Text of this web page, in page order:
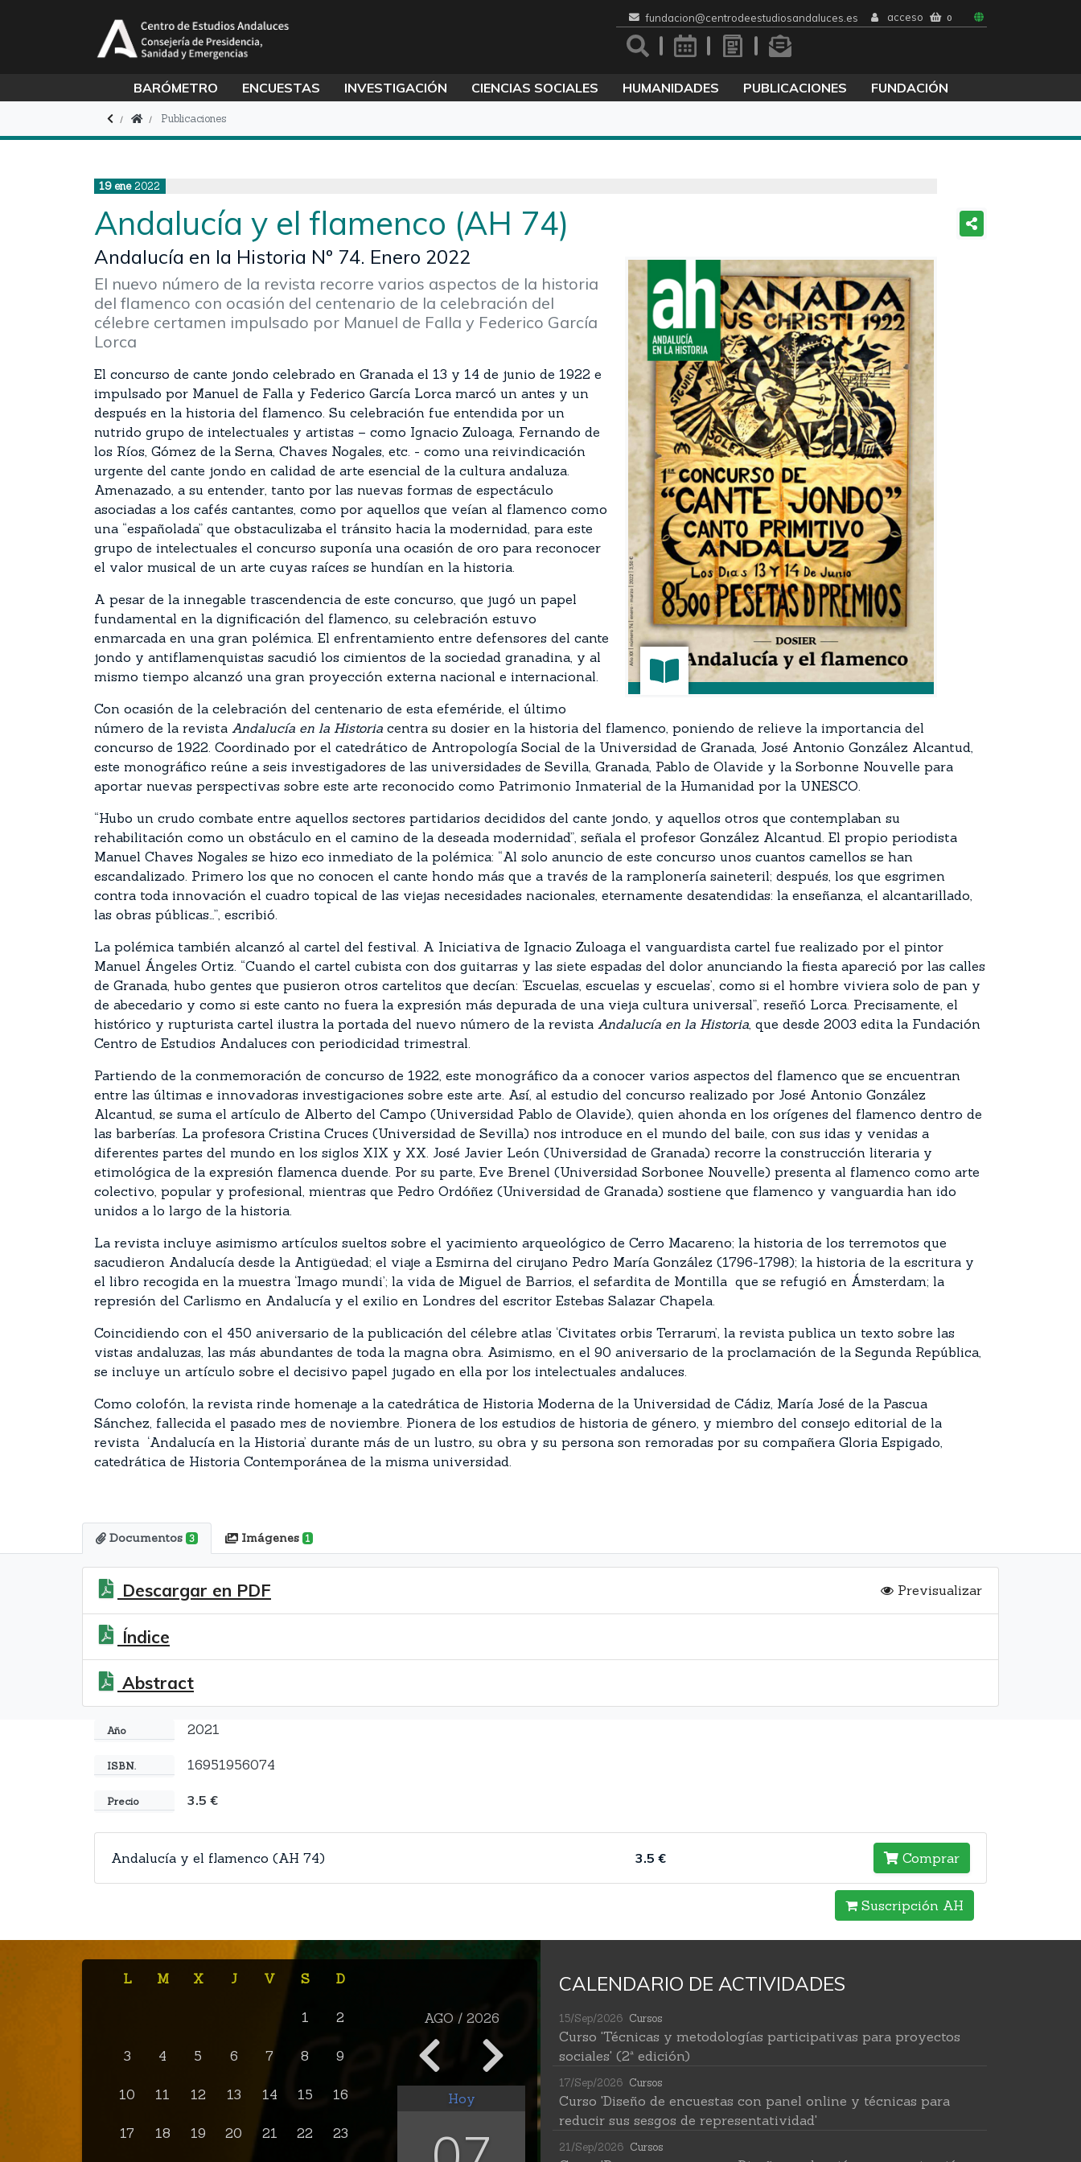
fundacion@centrodeestudiosandaluces.es acceso 0
BARÓMETRO ENCUESTAS INVESTIGACIÓN CIENCIAS SOCIALES HUMANIDADES PUBLICACIONES FUNDACIÓN
Publicaciones
19 ene 2022
Andalucía y el flamenco (AH 74)
Andalucía en la Historia Nº 74. Enero 2022
El nuevo número de la revista recorre varios aspectos de la historia
del flamenco con ocasión del centenario de la celebración del
célebre certamen impulsado por Manuel de Falla y Federico García
Lorca
El concurso de cante jondo celebrado en Granada el 13 y 14 de junio de 1922 e
impulsado por Manuel de Falla y Federico García Lorca marcó un antes y un
después en la historia del flamenco. Su celebración fue entendida por un
nutrido grupo de intelectuales y artistas – como Ignacio Zuloaga, Fernando de
los Ríos, Gómez de la Serna, Chaves Nogales, etc. - como una reivindicación
urgente del cante jondo en calidad de arte esencial de la cultura andaluza.
Amenazado, a su entender, tanto por las nuevas formas de espectáculo
asociadas a los cafés cantantes, como por aquellos que veían al flamenco como
una “españolada” que obstaculizaba el tránsito hacia la modernidad, para este
grupo de intelectuales el concurso suponía una ocasión de oro para reconocer
el valor musical de un arte cuyas raíces se hundían en la historia.
A pesar de la innegable trascendencia de este concurso, que jugó un papel
fundamental en la dignificación del flamenco, su celebración estuvo
enmarcada en una gran polémica. El enfrentamiento entre defensores del cante
jondo y antiflamenquistas sacudió los cimientos de la sociedad granadina, y al
mismo tiempo alcanzó una gran proyección externa nacional e internacional.
Con ocasión de la celebración del centenario de esta efeméride, el último
número de la revista Andalucía en la Historia centra su dosier en la historia del flamenco, poniendo de relieve la importancia del
concurso de 1922. Coordinado por el catedrático de Antropología Social de la Universidad de Granada, José Antonio González Alcantud,
este monográfico reúne a seis investigadores de las universidades de Sevilla, Granada, Pablo de Olavide y la Sorbonne Nouvelle para
aportar nuevas perspectivas sobre este arte reconocido como Patrimonio Inmaterial de la Humanidad por la UNESCO.
“Hubo un crudo combate entre aquellos sectores partidarios decididos del cante jondo, y aquellos otros que contemplaban su
rehabilitación como un obstáculo en el camino de la deseada modernidad”, señala el profesor González Alcantud. El propio periodista
Manuel Chaves Nogales se hizo eco inmediato de la polémica: “Al solo anuncio de este concurso unos cuantos camellos se han
escandalizado. Primero los que no conocen el cante hondo más que a través de la ramplonería saineteril; después, los que esgrimen
contra toda innovación el cuadro topical de las viejas necesidades nacionales, eternamente desatendidas: la enseñanza, el alcantarillado,
las obras públicas…”, escribió.
La polémica también alcanzó al cartel del festival. A Iniciativa de Ignacio Zuloaga el vanguardista cartel fue realizado por el pintor
Manuel Ángeles Ortiz. “Cuando el cartel cubista con dos guitarras y las siete espadas del dolor anunciando la fiesta apareció por las calles
de Granada, hubo gentes que pusieron otros cartelitos que decían: ‘Escuelas, escuelas y escuelas’, como si el hombre viviera solo de pan y
de abecedario y como si este canto no fuera la expresión más depurada de una vieja cultura universal”, reseñó Lorca. Precisamente, el
histórico y rupturista cartel ilustra la portada del nuevo número de la revista Andalucía en la Historia, que desde 2003 edita la Fundación
Centro de Estudios Andaluces con periodicidad trimestral.
Partiendo de la conmemoración de concurso de 1922, este monográfico da a conocer varios aspectos del flamenco que se encuentran
entre las últimas e innovadoras investigaciones sobre este arte. Así, al estudio del concurso realizado por José Antonio González
Alcantud, se suma el artículo de Alberto del Campo (Universidad Pablo de Olavide), quien ahonda en los orígenes del flamenco dentro de
las barberías. La profesora Cristina Cruces (Universidad de Sevilla) nos introduce en el mundo del baile, con sus idas y venidas a
diferentes partes del mundo en los siglos XIX y XX. José Javier León (Universidad de Granada) recorre la construcción literaria y
etimológica de la expresión flamenca duende. Por su parte, Eve Brenel (Universidad Sorbonee Nouvelle) presenta al flamenco como arte
colectivo, popular y profesional, mientras que Pedro Ordóñez (Universidad de Granada) sostiene que flamenco y vanguardia han ido
unidos a lo largo de la historia.
La revista incluye asimismo artículos sueltos sobre el yacimiento arqueológico de Cerro Macareno; la historia de los terremotos que
sacudieron Andalucía desde la Antigüedad; el viaje a Esmirna del cirujano Pedro María González (1796-1798); la historia de la escritura y
el libro recogida en la muestra ‘Imago mundi’; la vida de Miguel de Barrios, el sefardita de Montilla que se refugió en Ámsterdam; la
represión del Carlismo en Andalucía y el exilio en Londres del escritor Estebas Salazar Chapela.
Coincidiendo con el 450 aniversario de la publicación del célebre atlas ‘Civitates orbis Terrarum’, la revista publica un texto sobre las
vistas andaluzas, las más abundantes de toda la magna obra. Asimismo, en el 90 aniversario de la proclamación de la Segunda República,
se incluye un artículo sobre el decisivo papel jugado en ella por los intelectuales andaluces.
Como colofón, la revista rinde homenaje a la catedrática de Historia Moderna de la Universidad de Cádiz, María José de la Pascua
Sánchez, fallecida el pasado mes de noviembre. Pionera de los estudios de historia de género, y miembro del consejo editorial de la
revista ‘Andalucía en la Historia’ durante más de un lustro, su obra y su persona son remoradas por su compañera Gloria Espigado,
catedrática de Historia Contemporánea de la misma universidad.
Documentos 3 Imágenes 1
Descargar en PDF Previsualizar
Índice
Abstract
Año 2021
ISBN. 16951956074
Precio 3.5 €
Andalucía y el flamenco (AH 74) 3.5 € Comprar
Suscripción AH
L M X J V S D
1 2
3 4 5 6 7 8 9
10 11 12 13 14 15 16
17 18 19 20 21 22 23
AGO / 2026
Hoy
CALENDARIO DE ACTIVIDADES
15/Sep/2026 Cursos
Curso 'Técnicas y metodologías participativas para proyectos
sociales' (2ª edición)
17/Sep/2026 Cursos
Curso 'Diseño de encuestas con panel online y técnicas para
reducir sus sesgos de representatividad'
21/Sep/2026 Cursos